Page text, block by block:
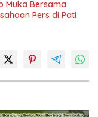
Muka Bersama
Pers di Pati